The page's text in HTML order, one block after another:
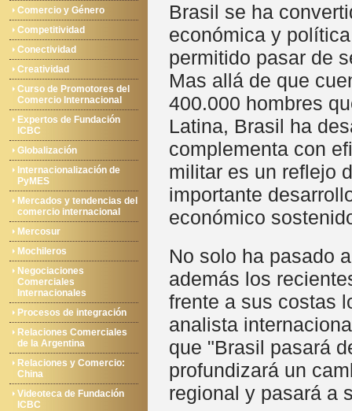
Comercio y Género
Competitividad
Conectividad
Creatividad
Curso de Promotores del
Comercio Internacional
Expertos de Fundación
ICBC
Globalización
Internacionalización de
PyMES
Mercados y tendencias del
comercio internacional
Mercosur
Mochileros
Negociaciones
Comerciales
Internacionales
Procesos de integración
Relaciones Comerciales
de la Argentina
Relaciones y Comercio:
China
Videoteca de Fundación
ICBC
Brasil se ha
económica y
permitido pasar de
Mas allá de que
400.000 hombres
Latina, Brasil ha
complementa con
militar es un reflejo
importante
económico
No solo ha pasado
además los
frente a sus costas
analista
que "Brasil pasará
profundizará un
regional y pasará a